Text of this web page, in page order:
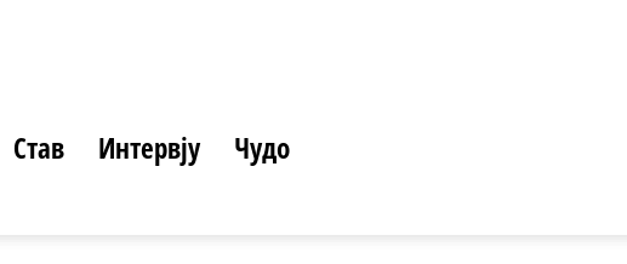
Став Интервју
Чудо